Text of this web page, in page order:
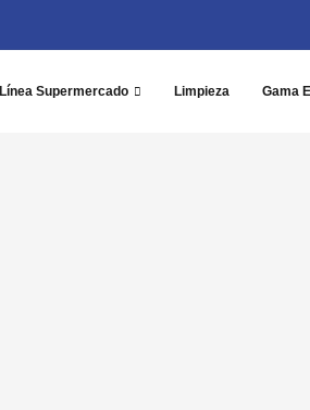
Línea Supermercado Limpieza Gama